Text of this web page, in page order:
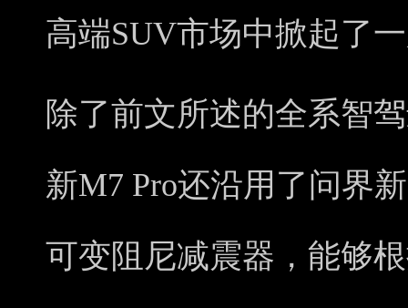
高端SUV市场中掀起了
除了前文所述的全系智
新M7 Pro还沿用了问界
可变阻尼减震器，能够